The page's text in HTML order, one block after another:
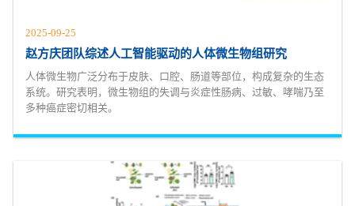
2025-09-25
赵方庆团队综述人工智能驱动的人体微生物组研究
人体微生物广泛分布于皮肤、口腔、肠道等部位，构成复杂的生态
系统。研究表明，微生物组的失调与炎症性肠病、过敏、哮喘乃至
多种癌症密切相关。